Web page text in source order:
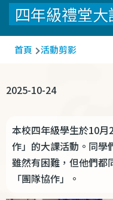
四年級禮堂大
導
連
首頁 活動剪影
2025-10-24
本校四年級學生於10
作」的大課活動。同學
雖然有困難，但他們都
「團隊協作」。